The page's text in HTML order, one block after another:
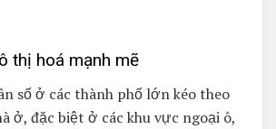
thị hoá mạnh mẽ
số ở các thành phố lớn kéo theo
ở, đặc biệt ở các khu vực ngoại ô,